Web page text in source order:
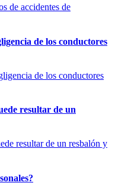
de los conductores
resultar de un